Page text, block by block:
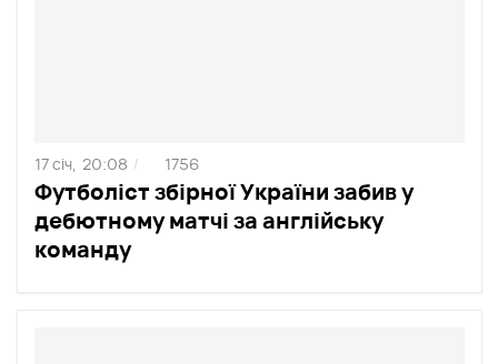
Футболіст збірної України забив у
дебютному матчі за англійську
команду
17 січ, 20:08 / 1756